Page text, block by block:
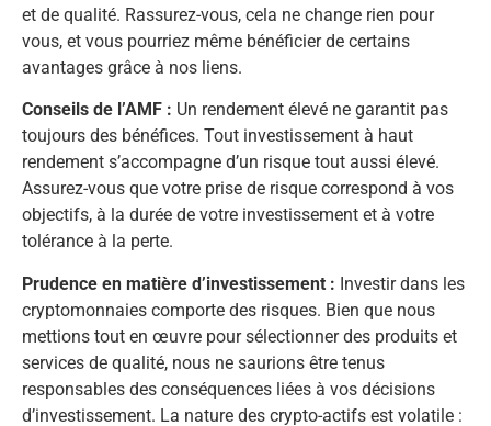
et de qualité. Rassurez-vous, cela ne change rien pour
vous, et vous pourriez même bénéficier de certains
avantages grâce à nos liens.
Conseils de l’AMF : Un rendement élevé ne garantit pas
toujours des bénéfices. Tout investissement à haut
rendement s’accompagne d’un risque tout aussi élevé.
Assurez-vous que votre prise de risque correspond à vos
objectifs, à la durée de votre investissement et à votre
tolérance à la perte.
Prudence en matière d’investissement : Investir dans les
cryptomonnaies comporte des risques. Bien que nous
mettions tout en œuvre pour sélectionner des produits et
services de qualité, nous ne saurions être tenus
responsables des conséquences liées à vos décisions
d’investissement. La nature des crypto-actifs est volatile :